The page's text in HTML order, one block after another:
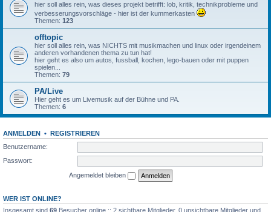
hier soll alles rein, was dieses projekt betrifft: lob, kritik, technikprobleme und
verbesserungsvorschläge - hier ist der kummerkasten
Themen: 123
offtopic
hier soll alles rein, was NICHTS mit musikmachen und linux oder irgendeinem
anderen vorhandenen thema zu tun hat!
hier geht es also um autos, fussball, kochen, lego-bauen oder mit puppen
spielen...
Themen: 79
PA/Live
Hier geht es um Livemusik auf der Bühne und PA.
Themen: 6
ANMELDEN • REGISTRIEREN
Benutzername:
Passwort:
Angemeldet bleiben
WER IST ONLINE?
Insgesamt sind 69 Besucher online :: 2 sichtbare Mitglieder, 0 unsichtbare Mitglieder und